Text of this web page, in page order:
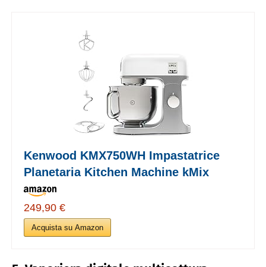
Kenwood KMX750WH Impastatrice
Planetaria Kitchen Machine kMix
249,90 €
Acquista su Amazon